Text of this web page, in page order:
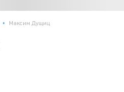
• Максим Дущиц